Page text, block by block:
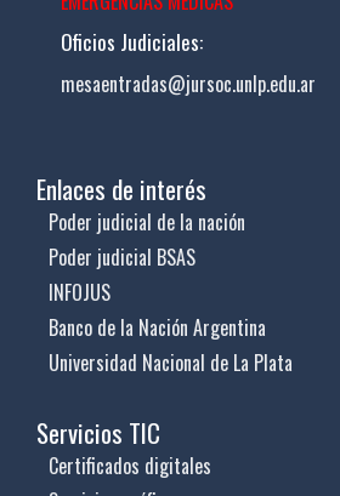
Oficios Judiciales:
mesaentradas@jursoc.unlp.edu.ar
Enlaces de interés
Poder judicial de la nación
Poder judicial BSAS
INFOJUS
Banco de la Nación Argentina
Universidad Nacional de La Plata
Servicios TIC
Certificados digitales